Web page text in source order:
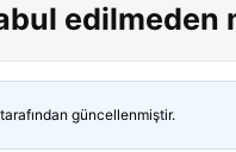
edilmeden
tarafından güncellenmiştir.